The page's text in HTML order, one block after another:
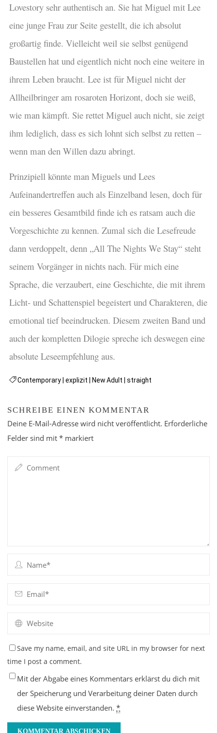
Lovestory sehr authentisch an. Sie hat Miguel mit Lee
eine junge Frau zur Seite gestellt, die ich absolut
großartig finde. Vielleicht weil sie selbst genügend
Baustellen hat und eigentlich nicht noch eine weitere in
ihrem Leben braucht. Lee ist für Miguel nicht der
Allheilbringer am rosaroten Horizont, doch sie weiß,
wie man kämpft. Sie rettet Miguel auch nicht, sie zeigt
ihm lediglich, dass es sich lohnt sich selbst zu retten –
wenn man den Willen dazu abringt.
Prinzipiell könnte man Miguels und Lees
Aufeinandertreffen auch als Einzelband lesen, doch für
ein besseres Gesamtbild finde ich es ratsam auch die
Vorgeschichte zu kennen. Zumal sich die Lesefreude
dann verdoppelt, denn „All The Nights We Stay“ steht
seinem Vorgänger in nichts nach. Für mich eine
Sprache, die verzaubert, eine Geschichte, die mit ihrem
Licht- und Schattenspiel begeistert und Charakteren, die
emotional tief beeindrucken. Diesem zweiten Band und
auch der kompletten Dilogie spreche ich deswegen eine
absolute Leseempfehlung aus.
Contemporary |explizit New Adult |straight
SCHREIBE EINEN KOMMENTAR
Deine E-Mail-Adresse wird nicht veröffentlicht. Erforderliche
Felder sind mit* markiert
Save my name, email, and site URL in my browser for next
time I post a comment.
Mit der Abgabe eines Kommentars erklärst du dich mit
der Speicherung und Verarbeitung deiner Daten durch
diese Website einverstanden.*